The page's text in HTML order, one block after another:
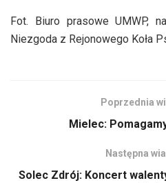
Fot. Biuro prasowe UMWP,
Niezgoda z Rejonowego Koła
Poprzednia
Mielec:
Następna
Solec Zdrój: Koncert